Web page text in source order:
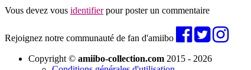
Vous devez vous identifierpour poster un commentaire
Rejoignez notre communauté de fan d'amiibo
Copyright © amiibo-collection.com 2015 - 2026